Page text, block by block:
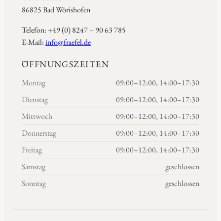
86825 Bad Wörishofen
Telefon: +49 (0) 8247 – 90 63 785
E-Mail:info@fraefel.de
ÖFFNUNGSZEITEN
Montag
09:00–12:00, 14:00–17:30
Dienstag
09:00–12:00, 14:00–17:30
Mittwoch
09:00–12:00, 14:00–17:30
Donnerstag
09:00–12:00, 14:00–17:30
Freitag
09:00–12:00, 14:00–17:30
Samstag
geschlossen
Sonntag
geschlossen